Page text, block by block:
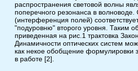
распространения световой волны
поперечного резонанса в волноводе.
(интерференция полей)
"подуровню" второго уровня. Таким
приведенная на рис.1 трактовка
Динамичности оптических систем
как некое обобщение формулировки
в работе [2].